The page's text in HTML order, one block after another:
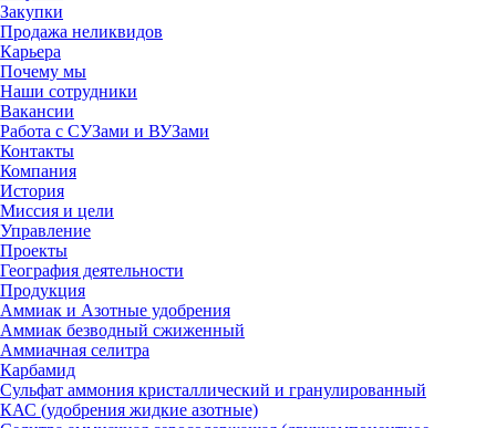
Закупки
Продажа неликвидов
Карьера
Почему мы
Наши сотрудники
Вакансии
Работа с СУЗами и ВУЗами
Контакты
Компания
История
Миссия и цели
Управление
Проекты
География деятельности
Продукция
Аммиак и Азотные удобрения
Аммиак безводный сжиженный
Аммиачная селитра
Карбамид
Сульфат аммония кристаллический и гранулированный
КАС (удобрения жидкие азотные)